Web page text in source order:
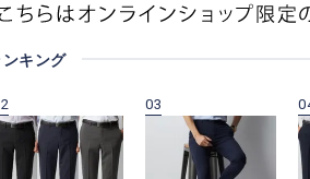
キング
03